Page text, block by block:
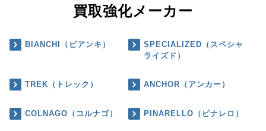
買取強化メーカー
BIANCHI（ビアンキ）
SPECIALIZED（スペシャ
ライズド）
TREK（トレック） ANCHOR（アンカー）
COLNAGO（コルナゴ） PINARELLO（ピナレロ）